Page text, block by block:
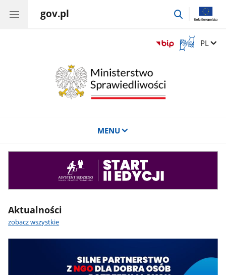
gov.pl
przejdź
Otwórz
okno
Zmień
PL
MENU
Aktualności
zobacz wszystkie